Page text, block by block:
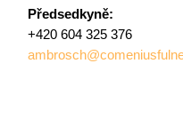
Předsedkyně:
+420 604 325 376